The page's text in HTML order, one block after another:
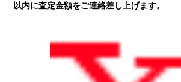
以内に査定金額をご連絡差し上げます。